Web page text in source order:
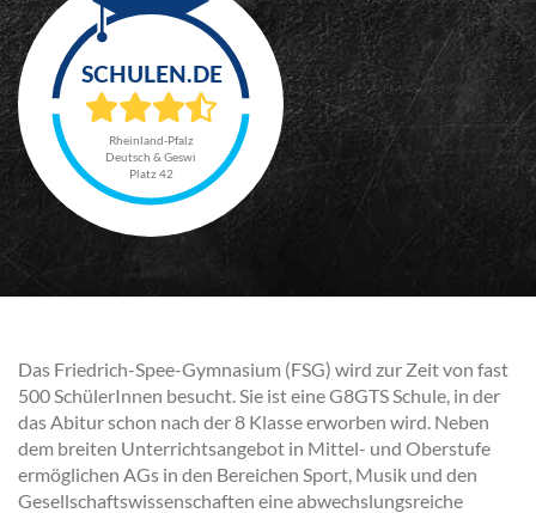
Rheinland-Pfalz
Deutsch & Geswi
Platz 42
Das Friedrich-Spee-Gymnasium (FSG) wird zur Zeit von fast
500 SchülerInnen besucht. Sie ist eine G8GTS Schule, in der
das Abitur schon nach der 8 Klasse erworben wird. Neben
dem breiten Unterrichtsangebot in Mittel- und Oberstufe
ermöglichen AGs in den Bereichen Sport, Musik und den
Gesellschaftswissenschaften eine abwechslungsreiche